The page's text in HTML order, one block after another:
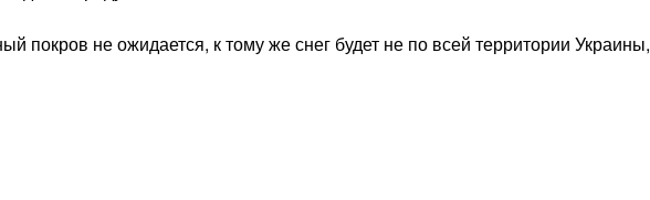
покров не ожидается, к тому же снег будет не по всей территории Украины,